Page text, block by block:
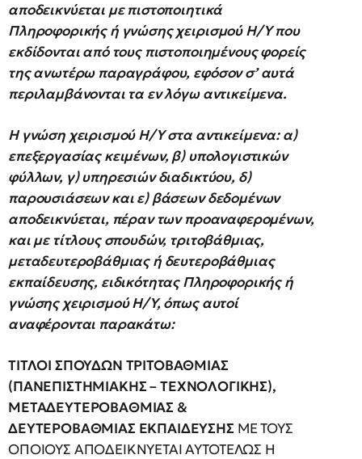
αποδεικνύεται με πιστοποιητικά
Πληροφορικής ή γνώσης χειρισμού Η/Υ που
εκδίδονται από τους πιστοποιημένους φορείς
της ανωτέρω παραγράφου, εφόσον σ’ αυτά
περιλαμβάνονται τα εν λόγω αντικείμενα.
Η γνώση χειρισμού Η/Υ στα αντικείμενα: α)
επεξεργασίας κειμένων, β) υπολογιστικών
φύλλων, γ) υπηρεσιών διαδικτύου, δ)
παρουσιάσεων και ε) βάσεων δεδομένων
αποδεικνύεται, πέραν των προαναφερομένων,
και με τίτλους σπουδών, τριτοβάθμιας,
μεταδευτεροβάθμιας ή δευτεροβάθμιας
εκπαίδευσης, ειδικότητας Πληροφορικής ή
γνώσης χειρισμού Η/Υ, όπως αυτοί
αναφέρονται παρακάτω:
ΤΙΤΛΟΙ ΣΠΟΥΔΩΝ ΤΡΙΤΟΒΑΘΜΙΑΣ
(ΠΑΝΕΠΙΣΤΗΜΙΑΚΗΣ–ΤΕΧΝΟΛΟΓΙΚΗΣ),
ΜΕΤΑΔΕΥΤΕΡΟΒΑΘΜΙΑΣ &
ΔΕΥΤΕΡΟΒΑΘΜΙΑΣ ΕΚΠΑΙΔΕΥΣΗΣ ΜΕ ΤΟΥΣ
ΟΠΟΙΟΥΣ ΑΠΟΔΕΙΚΝΥΕΤΑΙ ΑΥΤΟΤΕΛΩΣ Η